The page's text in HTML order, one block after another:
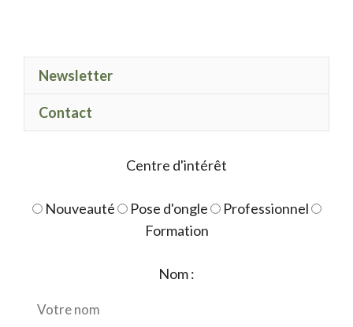
gel
Newsletter
Contact
Centre d'intérêt
Nouveauté Pose d'ongle
Professionnel
Formation
Nom :